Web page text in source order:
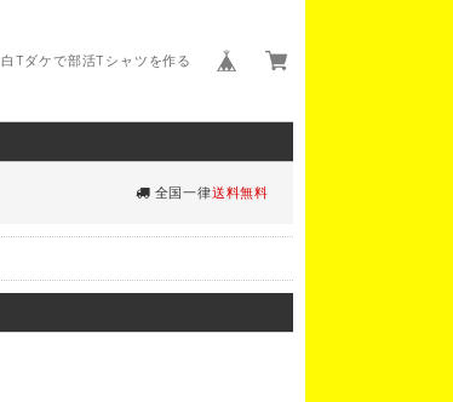
白Tダケで部活Tシャツを作る
全国一律送料無料